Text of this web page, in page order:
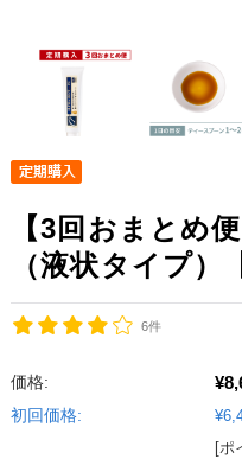
【3回おまとめ
（液状タイプ）
6件
価格:
初回価格:
[ポ